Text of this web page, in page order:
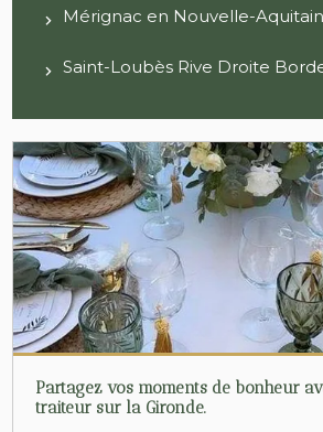
Mérignac en Nouvelle-
Saint-Loubès Rive Droite
Partagez vos moments de bonheur
traiteur sur la Gironde.